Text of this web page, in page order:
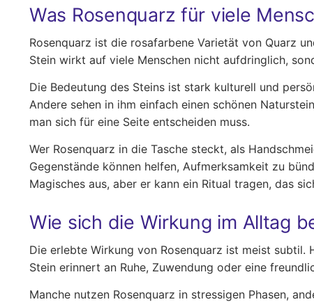
Was Rosenquarz für viele
Rosenquarz ist die rosafarbene Varietät von Quarz
Stein wirkt auf viele Menschen nicht aufdringlich,
Die Bedeutung des Steins ist stark kulturell und
Andere sehen in ihm einfach einen schönen
man sich für eine Seite entscheiden muss.
Wer Rosenquarz in die Tasche steckt, als
Gegenstände können helfen, Aufmerksamkeit zu
Magisches aus, aber er kann ein Ritual tragen, das
Wie sich die Wirkung im Alltag
Die erlebte Wirkung von Rosenquarz ist meist subtil.
Stein erinnert an Ruhe, Zuwendung oder eine
Manche nutzen Rosenquarz in stressigen Phasen,